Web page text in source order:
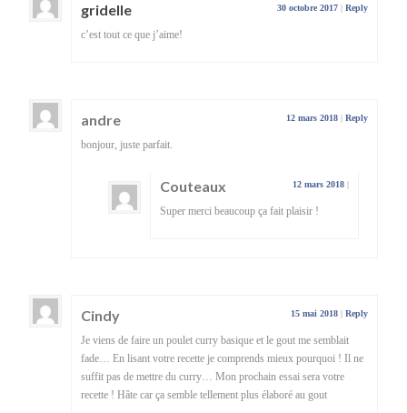
gridelle 30 octobre 2017 | Reply
c’est tout ce que j’aime!
andre 12 mars 2018 | Reply
bonjour, juste parfait.
Couteaux 12 mars 2018 |
Super merci beaucoup ça fait plaisir !
Cindy 15 mai 2018 | Reply
Je viens de faire un poulet curry basique et le gout me semblait
fade… En lisant votre recette je comprends mieux pourquoi ! Il ne
suffit pas de mettre du curry… Mon prochain essai sera votre
recette ! Hâte car ça semble tellement plus élaboré au gout